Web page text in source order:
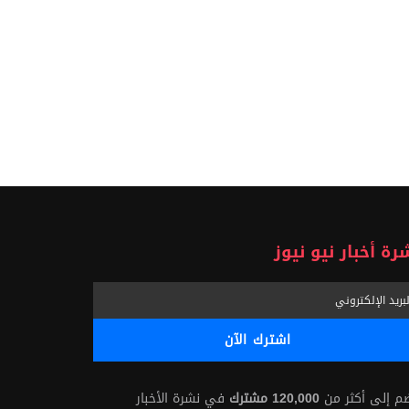
أخبار نيو نيوز
إلى أكثر من 120,000 مشترك
في نشرة الأخبار